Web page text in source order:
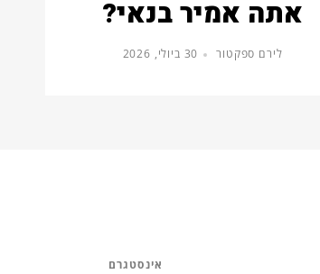
אתה אמיר בנאי?
לירם ספקטור 30 ביולי, 2026
אינסטגרם